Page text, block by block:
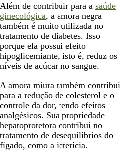
Além de contribuir para a saúde
ginecológica, a amora negra
também é muito utilizada no
tratamento de diabetes. Isso
porque ela possui efeito
hipoglicemiante, isto é, reduz os
níveis de acúcar no sangue.
A amora miura também contribui
para a redução de colesterol e o
controle da dor, tendo efeitos
analgésicos. Sua propriedade
hepatoprotetora contribui no
tratamento de desequilíbrios do
fígado, como a icterícia.